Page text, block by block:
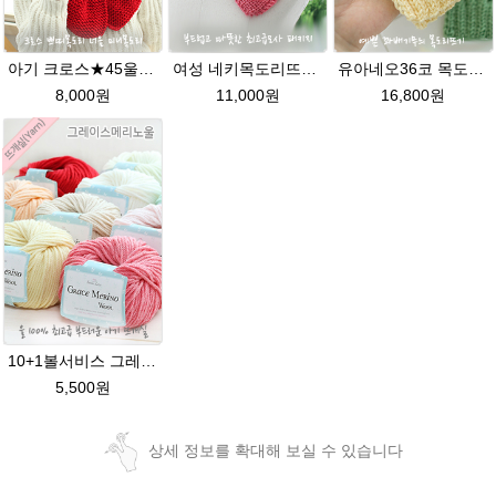
아기 크로스★45울라인 목도리뜨기 쁘띠목도리 너음 미니목도리
8,000원
여성 네키목도리뜨기 그레이스메리노울 뜨개실 2볼 DIY
11,000원
유아네오36코 목도리뜨기★에이미울/유아목도리/아기목도리뜨개질
16,800원
5,500원
상세 정보를 확대해 보실 수 있습니다